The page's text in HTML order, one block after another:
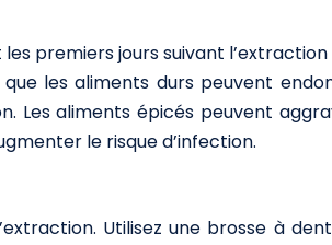
premiers jours suivant
les aliments durs peuvent
aliments épicés peuvent
le risque d’infection.
Utilisez une brosse à